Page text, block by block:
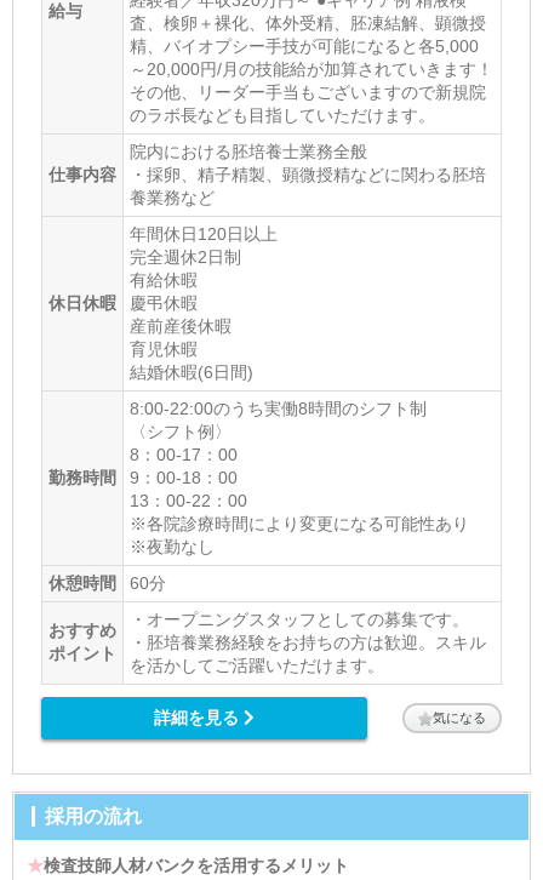
給与
査、検卵＋裸化、体外受精、胚凍結解、顕微授
精、バイオプシー手技が可能になると各5,000
～20,000円/月の技能給が加算されていきます！
その他、リーダー手当もございますので新規院
のラボ長なども目指していただけます。
仕事内容
院内における胚培養士業務全般
・採卵、精子精製、顕微授精などに関わる胚培
養業務など
休日休暇
年間休日120日以上
完全週休2日制
有給休暇
慶弔休暇
産前産後休暇
育児休暇
結婚休暇(6日間)
勤務時間
8:00-22:00のうち実働8時間のシフト制
〈シフト例〉
8：00-17：00
9：00-18：00
13：00-22：00
※各院診療時間により変更になる可能性あり
※夜勤なし
休憩時間
60分
おすすめ
ポイント
・オープニングスタッフとしての募集です。
・胚培養業務経験をお持ちの方は歓迎。スキル
を活かしてご活躍いただけます。
詳細を見る 気になる
採用の流れ
★検査技師人材バンクを活用するメリット